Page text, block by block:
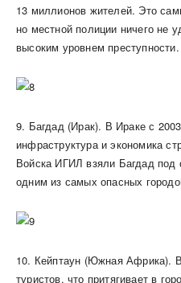
13 миллионов жителей. Это
но местной полиции ничего не
высоким уровнем преступности.
9. Багдад (Ирак). В Ираке с
инфраструктура и экономика
Войска ИГИЛ взяли Багдад под
одним из самых опасных
10. Кейптаун (Южная Африка).
туристов, что притягивает в